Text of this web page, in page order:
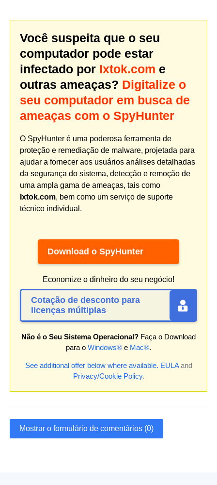
Você suspeita que o seu
computador pode estar
infectado por Ixtok.com e
outras ameaças? Digitalize o
seu computador em busca de
ameaças com o SpyHunter
O SpyHunter é uma poderosa ferramenta de
proteção e remediação de malware, projetada para
ajudar a fornecer aos usuários análises detalhadas
da segurança do sistema, detecção e remoção de
uma ampla gama de ameaças, tais como
Ixtok.com, bem como um serviço de suporte
técnico individual.
Download o SpyHunter
Economize o dinheiro do seu negócio!
Cotação de desconto para
licenças múltiplas
Não é o Seu Sistema Operacional? Faça o Download
para o Windows® e Mac®.
See additional offer below where available. EULAand
Privacy/Cookie Policy.
Mostrar o formulário de comentários (0)